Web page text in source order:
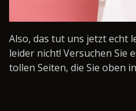
Also, das tut uns jetzt echt
leider nicht! Versuchen Sie
tollen Seiten, die Sie oben